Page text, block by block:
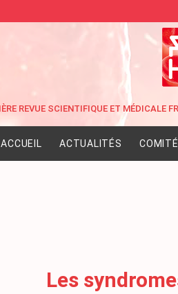
ACCUEIL ACTUALITÉS
Les